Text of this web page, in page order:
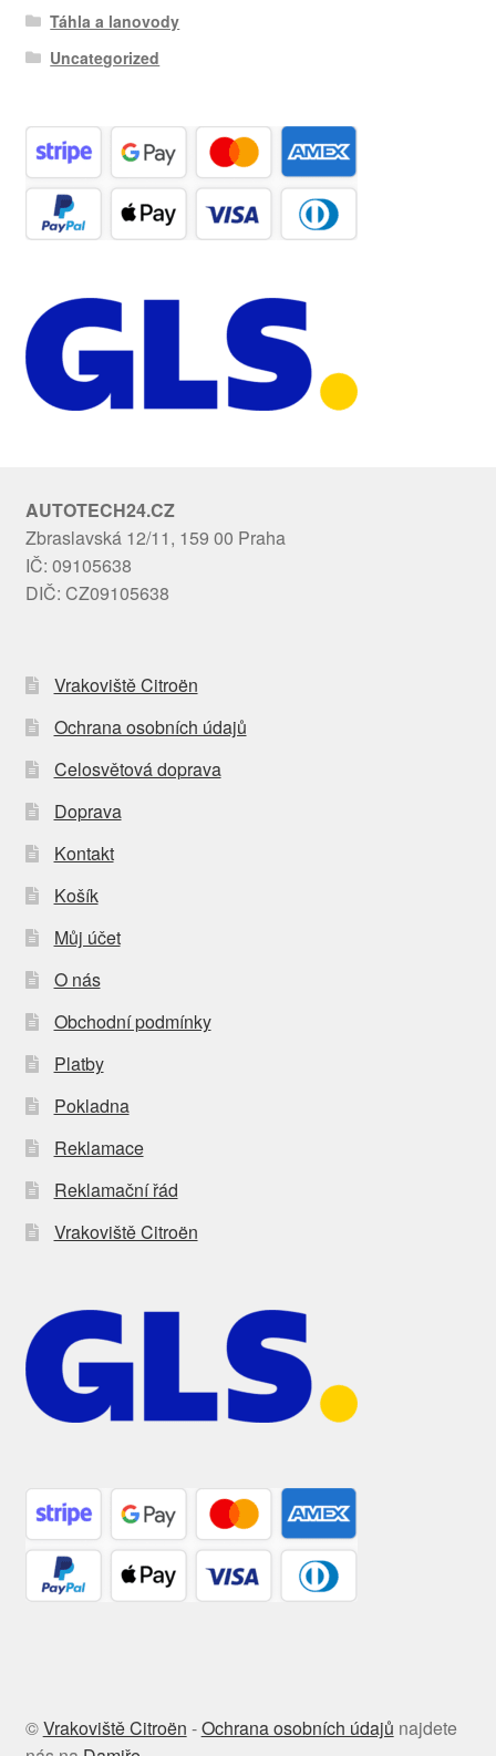
Táhla a lanovody
Uncategorized
AUTOTECH24.CZ
Zbraslavská 12/11, 159 00 Praha
IČ: 09105638
DIČ: CZ09105638
Vrakoviště Citroën
Ochrana osobních údajů
Celosvětová doprava
Doprava
Kontakt
Košík
Můj účet
O nás
Obchodní podmínky
Platby
Pokladna
Reklamace
Reklamační řád
Vrakoviště Citroën
©Vrakoviště Citroën -Ochrana osobních údajů najdete